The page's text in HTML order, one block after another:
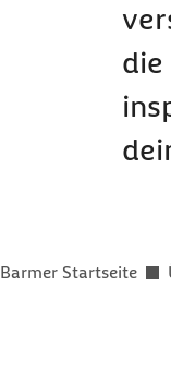
die
Sie befinden sich hier:
Barmer Startseite